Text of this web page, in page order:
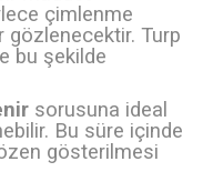
çimlenme
Turp
bu şekilde
sorusuna ideal
Bu süre içinde
gösterilmesi